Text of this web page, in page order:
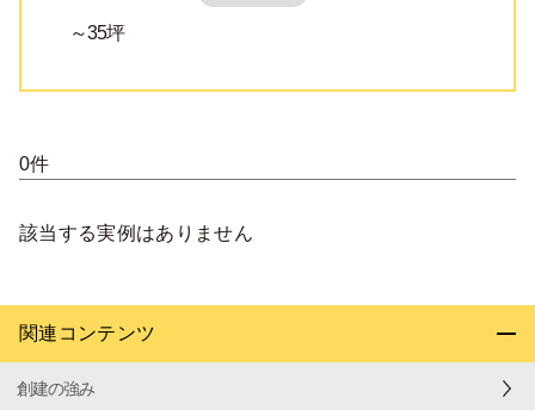
～35坪
0件
該当する実例はありません
関連コンテンツ
創建の強み